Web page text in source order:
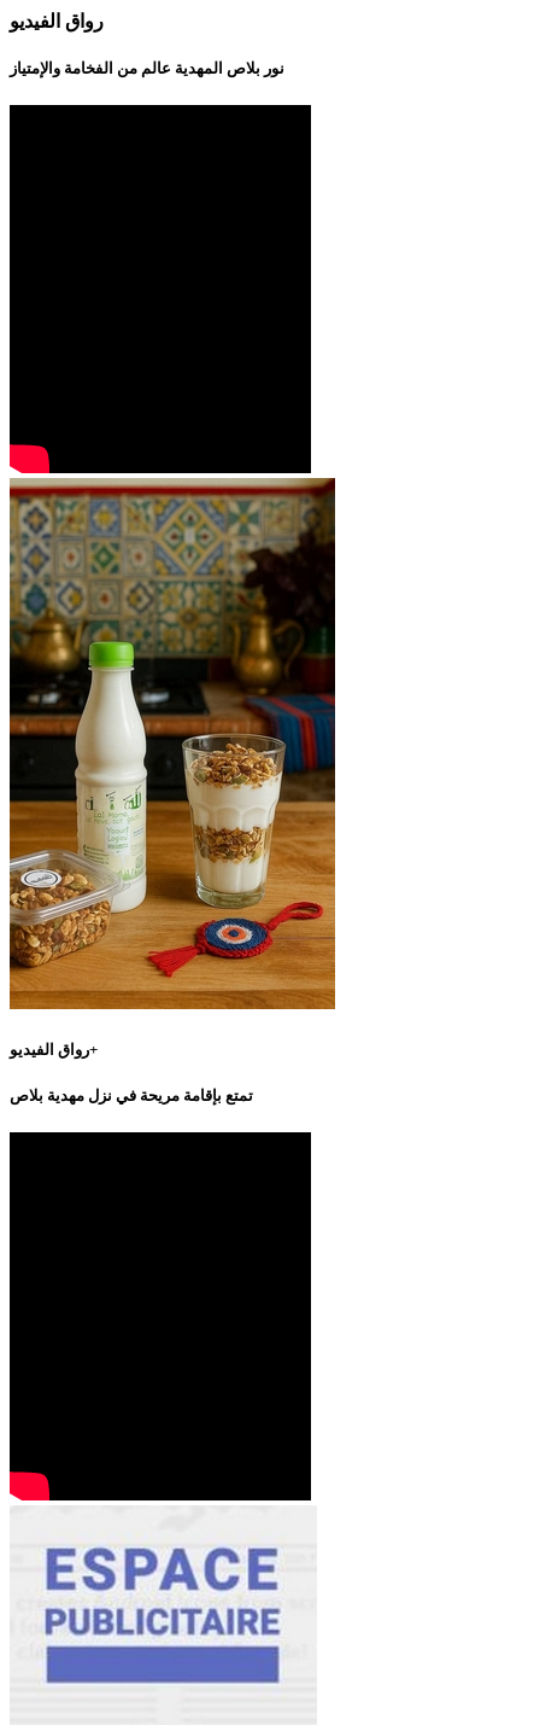
رواق الفيديو
نور بلاص المهدية عالم من الفخامة والإمتياز
رواق الفيديو+
تمتع بإقامة مريحة في نزل مهدية بلاص